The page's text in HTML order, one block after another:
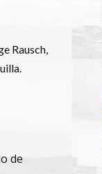
Rausch,
de